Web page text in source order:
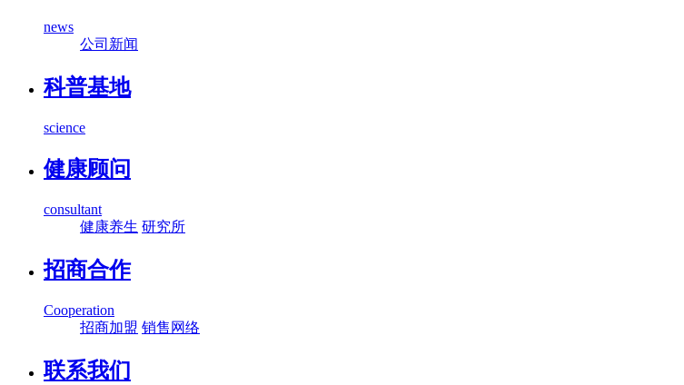
news
公司新闻
科普基地
science
健康顾问
consultant
健康养生 研究所
招商合作
Cooperation
招商加盟 销售网络
联系我们